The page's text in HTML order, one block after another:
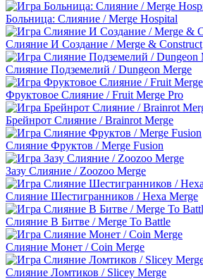
Больница: Слияние / Merge Hospital
Слияние И Создание / Merge & Construct
Слияние Подземелий / Dungeon Merge
Фруктовое Слияние / Fruit Merge Pro
Брейнрот Слияние / Brainrot Merge
Слияние Фруктов / Merge Fusion
Зазу Слияние / Zoozoo Merge
Слияние Шестигранников / Hexa Merge
Слияние В Битве / Merge To Battle
Слияние Монет / Coin Merge
Слияние Ломтиков / Slicey Merge